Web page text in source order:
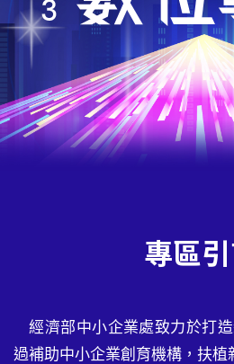
專區
經濟部中小企業處致力於打
過補助中小企業創育機構，扶植